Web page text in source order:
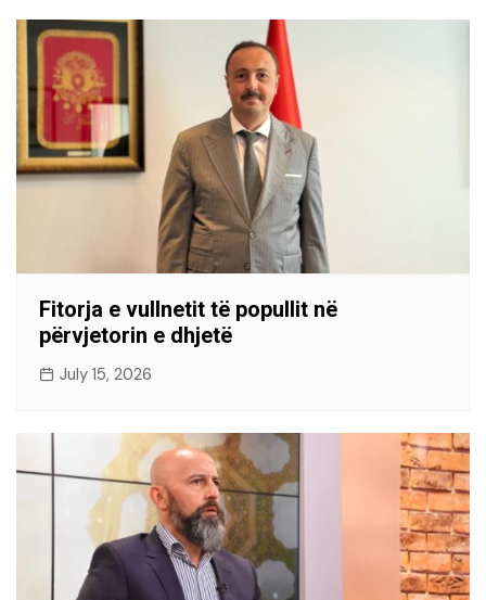
Fitorja e vullnetit të popullit në
përvjetorin e dhjetë
July 15, 2026